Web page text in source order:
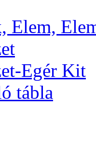
Elem,
Egér Kit
tábla